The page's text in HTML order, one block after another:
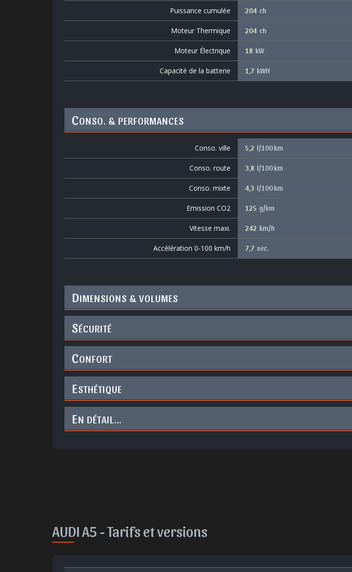
Puissance cumulée 204 ch
Moteur Thermique 204 ch
Moteur Électrique 18 kW
Capacité de la batterie 1,7 kWH
CONSO. & PERFORMANCES
Conso. ville 5,2 l/100 km
Conso. route 3,8 l/100 km
Conso. mixte 4,3 l/100 km
Emission CO2 125 g/km
Vitesse maxi. 242 km/h
Accélération 0-100 km/h 7,7 sec.
DIMENSIONS & VOLUMES
SÉCURITÉ
CONFORT
ESTHÉTIQUE
EN DÉTAIL...
AUDI A5 -Tarifs et versions